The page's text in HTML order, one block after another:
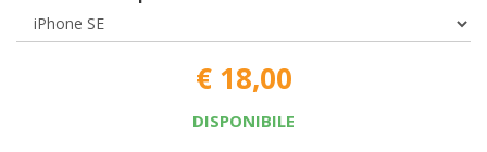
€ 18,00
DISPONIBILE